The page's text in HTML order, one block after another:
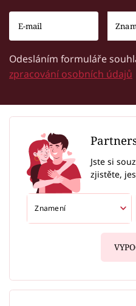
Odesláním formuláře
zpracování osobních údajů
Jste si
zjistěte,